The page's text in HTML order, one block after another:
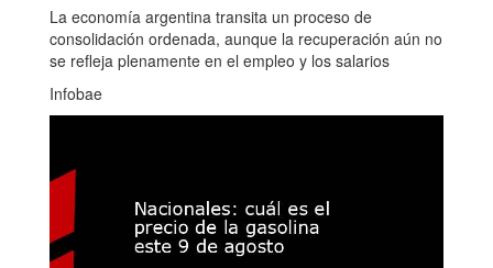
La economía argentina transita un proceso de
consolidación ordenada, aunque la recuperación aún no
se refleja plenamente en el empleo y los salarios
Infobae